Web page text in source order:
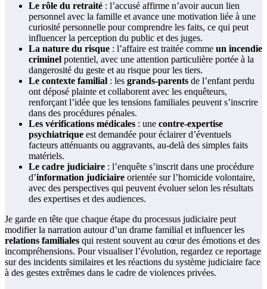
Le rôle du retraité : l’accusé affirme n’avoir aucun lien
personnel avec la famille et avance une motivation liée à une
curiosité personnelle pour comprendre les faits, ce qui peut
influencer la perception du public et des juges.
La nature du risque : l’affaire est traitée comme un incendie
criminel potentiel, avec une attention particulière portée à la
dangerosité du geste et au risque pour les tiers.
Le contexte familial : les grands-parents de l’enfant perdu
ont déposé plainte et collaborent avec les enquêteurs,
renforçant l’idée que les tensions familiales peuvent s’inscrire
dans des procédures pénales.
Les vérifications médicales : une contre-expertise
psychiatrique est demandée pour éclairer d’éventuels
facteurs atténuants ou aggravants, au-delà des simples faits
matériels.
Le cadre judiciaire : l’enquête s’inscrit dans une procédure
d’information judiciaire orientée sur l’homicide volontaire,
avec des perspectives qui peuvent évoluer selon les résultats
des expertises et des audiences.
Je garde en tête que chaque étape du processus judiciaire peut
modifier la narration autour d’un drame familial et influencer les
relations familiales qui restent souvent au cœur des émotions et des
incompréhensions. Pour visualiser l’évolution, regardez ce reportage
sur des incidents similaires et les réactions du système judiciaire face
à des gestes extrêmes dans le cadre de violences privées.